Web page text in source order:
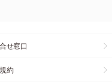
せ窓口
約